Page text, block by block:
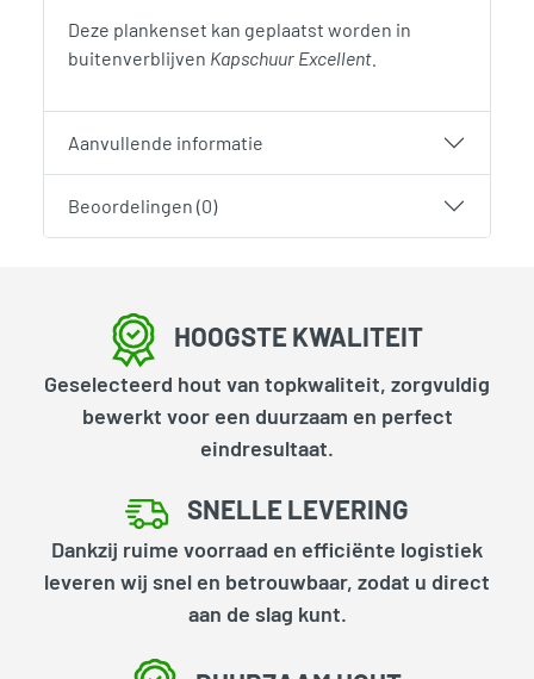
Deze plankenset kan geplaatst worden in
buitenverblijven Kapschuur Excellent.
Aanvullende informatie
Beoordelingen (0)
HOOGSTE KWALITEIT
Geselecteerd hout van topkwaliteit, zorgvuldig
bewerkt voor een duurzaam en perfect
eindresultaat.
SNELLE LEVERING
Dankzij ruime voorraad en efficiënte logistiek
leveren wij snel en betrouwbaar, zodat u direct
aan de slag kunt.